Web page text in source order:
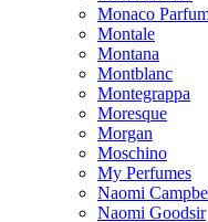
Monaco
Montale
Montana
Montblanc
Montegrappa
Moresque
Morgan
Moschino
My Perfumes
Naomi
Naomi Goodsir